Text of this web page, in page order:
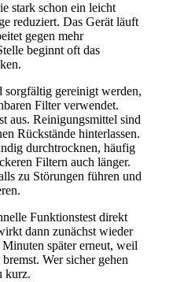
stark schon ein leicht
reduziert. Das Gerät läuft
gegen mehr
beginnt oft das
sorgfältig gereinigt werden,
Filter verwendet.
aus. Reinigungsmittel sind
Rückstände hinterlassen.
durchtrocknen, häufig
Filtern auch länger.
zu Störungen führen und
Funktionstest direkt
dann zunächst wieder
später erneut, weil
Wer sicher gehen
kurz.